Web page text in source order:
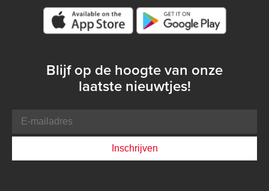
Google play store
Blijf op de hoogte van onze
laatste nieuwtjes!
mailadres